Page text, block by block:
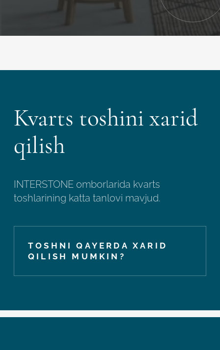
Kvarts toshini xarid
qilish
INTERSTONE omborlarida kvarts
toshlarining katta tanlovi mavjud.
TOSHNI QAYERDA XARID
QILISH MUMKIN?